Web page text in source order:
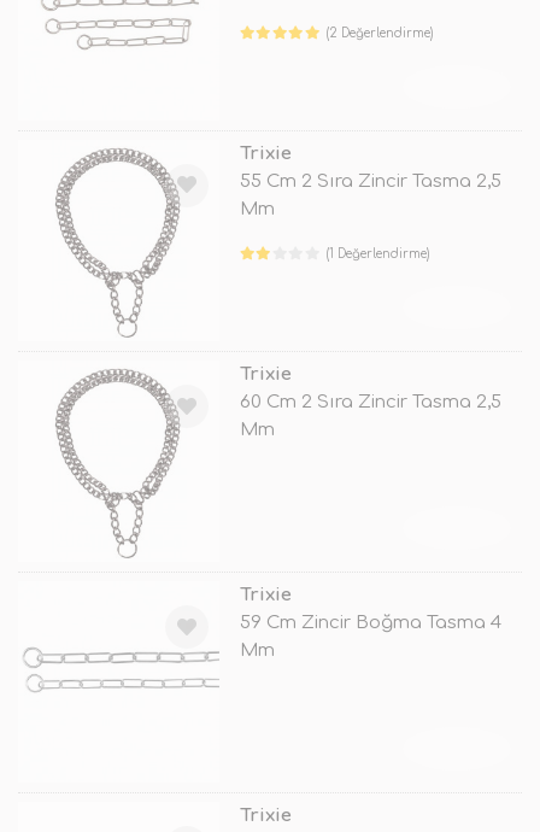
(2 Değerlendirme)
Trixie
55 Cm 2 Sıra Zincir Tasma 2,5
Mm
(1 Değerlendirme)
Trixie
60 Cm 2 Sıra Zincir Tasma 2,5
Mm
Trixie
59 Cm Zincir Boğma Tasma 4
Mm
Trixie